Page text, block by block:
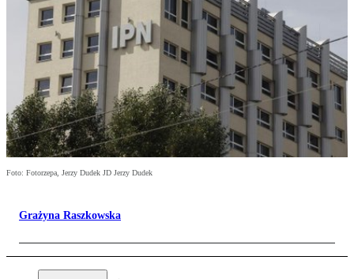
Foto: Fotorzepa, Jerzy Dudek JD Jerzy Dudek
Grażyna Raszkowska